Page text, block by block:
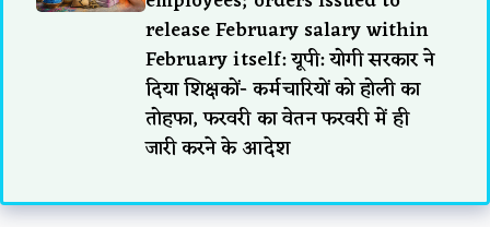
release February salary within
February itself: यूपी: योगी सरकार ने
दिया शिक्षकों- कर्मचारियों को होली का
तोहफा, फरवरी का वेतन फरवरी में ही
जारी करने के आदेश